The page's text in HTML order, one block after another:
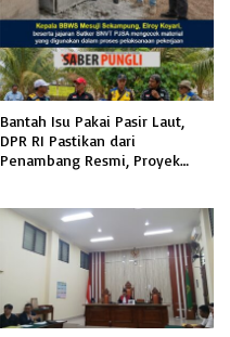
Bantah Isu Pakai Pasir Laut,
DPR RI Pastikan dari
Penambang Resmi, Proyek